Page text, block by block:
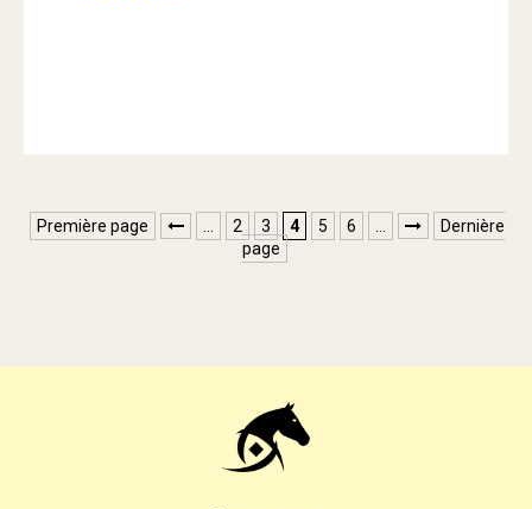
Première page  2 3 4 5 6 
Dernière
page